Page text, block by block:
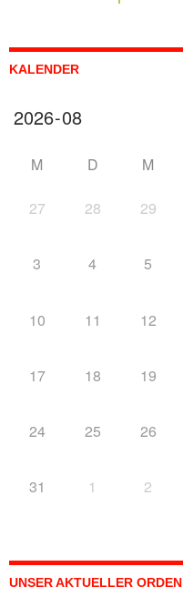
KALENDER
M D M
27 28 29
3 4 5
10 11 12
17 18 19
24 25 26
31 1 2
UNSER AKTUELLER ORDEN